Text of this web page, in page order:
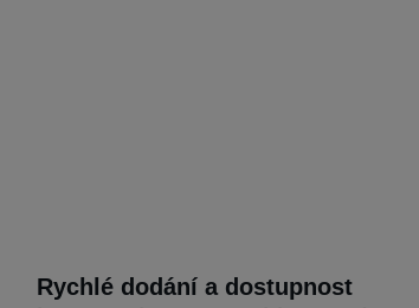
Rychlé dodání a dostupnost